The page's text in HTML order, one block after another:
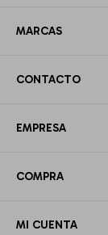
MARCAS
CONTACTO
EMPRESA
COMPRA
MI CUENTA